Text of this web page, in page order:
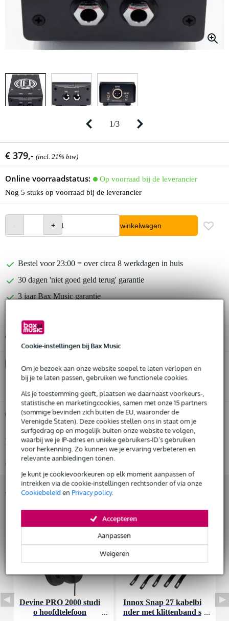
Cookie-instellingen bij Bax Music
Om je bezoek aan onze website soepel te laten verlopen en
bij je te laten passen, gebruiken we functionele cookies.
Als je toestemming geeft, plaatsen we daarnaast voorkeurs-,
statistische en marketingcookies, samen met onze 15 partners
(sommige bevinden zich buiten de EU, waaronder de
Verenigde Staten). Deze cookies stellen ons in staat om je
surfgedrag op en mogelijk buiten onze website te volgen,
waarbij we je IP-adres en unieke gebruikers-ID’s gebruiken
voor herkenning. Zo kunnen we je ervaring verbeteren en
relevante aanbiedingen tonen.
Je kunt je cookievoorkeuren op elk moment aanpassen of
intrekken via de cookie-instellingen rechtsonder of via onze
Cookiebeleiden Privacy policy.
Weigeren
Aanpassen
Accepteren
1/3
€ 379,- (incl. 21% btw)
Online voorraadstatus:
Op voorraad bij de leverancier
Nog 5 stuks op voorraad bij de leverancier
In winkelwagen
Bestel voor 23:00 = over circa 8 werkdagen in huis
30 dagen 'niet goed geld terug' garantie
3 jaar Bax Music garantie
Gratis ophalen in de winkel
voordelen
Huur dit product
Huur dit product al vanaf 27 euro per maand
Huur meerdere producten tegelijk: min. € 300,- en max.
Gratisthuisbezorgd of op te halen in de winkel
Al na 4 maanden maandelijks opzegbaar
De mogelijkheid om je product(en) met korting te kopen
Huur dit product
Productinformatie
Bekijk alle productspecificaties
Accessoires (58)
Devine PRO 2000 studi
o hoofdtelefoon
Innox Snap 27 kabelbi
nder met klittenband s